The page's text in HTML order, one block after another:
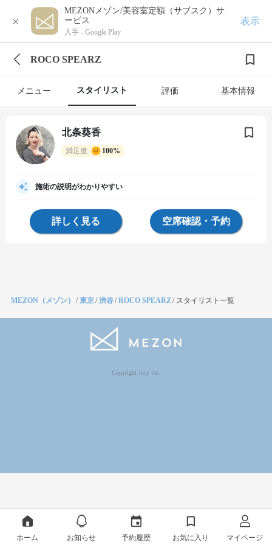
×
MEZONメゾン/美容室定額（サブスク）サ
ービス
入手 - Google Play
表示
ROCO SPEARZ
メニュー スタイリスト 評価 基本情報
北条葵香
満足度 100%
施術の説明がわかりやすい
詳しく見る 空席確認・予約
MEZON（メゾン） /東京/渋谷/ROCO SPEARZ/ スタイリスト一覧
Copyright Jocy inc.
ホーム お知らせ 予約履歴 お気に入り マイページ